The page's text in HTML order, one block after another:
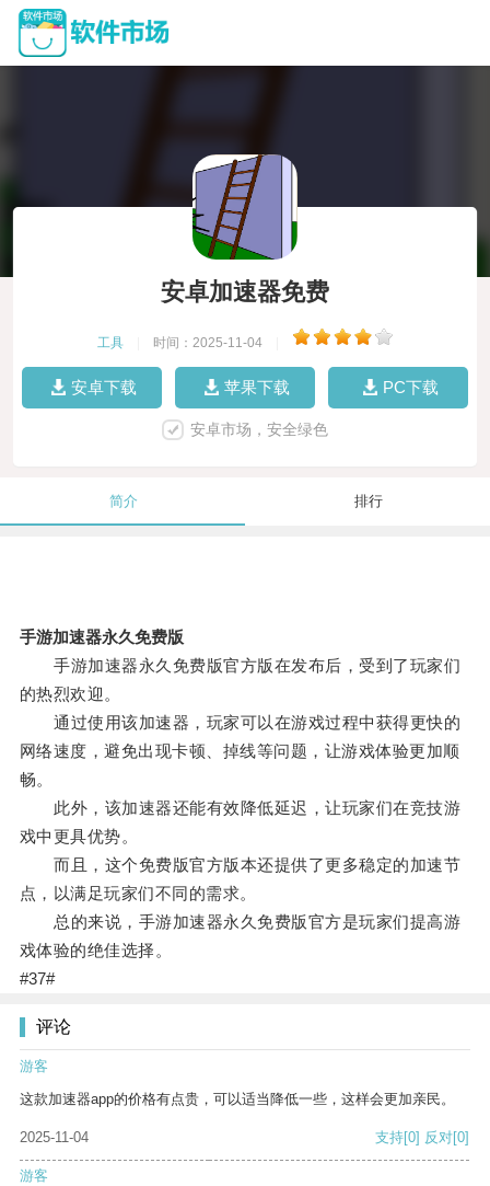
安卓加速器免费
工具 时间：2025-11-04
安卓下载 苹果下载 PC下载
安卓市场，安全绿色
简介 排行
手游加速器永久免费版
手游加速器永久免费版官方版在发布后，受到了玩家们
的热烈欢迎。
通过使用该加速器，玩家可以在游戏过程中获得更快的
网络速度，避免出现卡顿、掉线等问题，让游戏体验更加顺
畅。
此外，该加速器还能有效降低延迟，让玩家们在竞技游
戏中更具优势。
而且，这个免费版官方版本还提供了更多稳定的加速节
点，以满足玩家们不同的需求。
总的来说，手游加速器永久免费版官方是玩家们提高游
戏体验的绝佳选择。
#37#
评论
游客
这款加速器app的价格有点贵，可以适当降低一些，这样会更加亲民。
2025-11-04 支持[0] 反对[0]
游客